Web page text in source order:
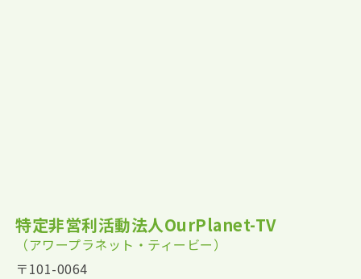
特定非営利活動法人OurPlanet-TV
（アワープラネット・ティービー）
〒101-0064